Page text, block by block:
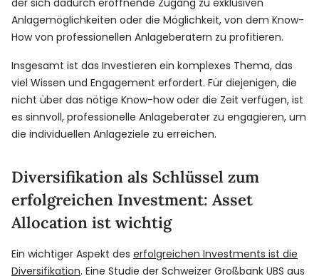
der sich dadurch eröffnende Zugang zu exklusiven
Anlagemöglichkeiten oder die Möglichkeit, von dem Know-
How von professionellen Anlageberatern zu profitieren.
Insgesamt ist das Investieren ein komplexes Thema, das
viel Wissen und Engagement erfordert. Für diejenigen, die
nicht über das nötige Know-how oder die Zeit verfügen, ist
es sinnvoll, professionelle Anlageberater zu engagieren, um
die individuellen Anlageziele zu erreichen.
Diversifikation als Schlüssel zum
erfolgreichen Investment: Asset
Allocation ist wichtig
Ein wichtiger Aspekt des erfolgreichen Investments ist die
Diversifikation. Eine Studie der Schweizer Großbank UBS aus